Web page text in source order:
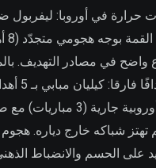
حرارة في أوروبا: ليفربول
واضح في مصادر التهديف.
وسلسلة فوز أوروبية جارية
شباكه خارج دياره.
على الحسم والانضباط